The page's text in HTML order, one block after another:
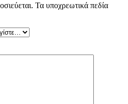
Τα υποχρεωτικά πεδία